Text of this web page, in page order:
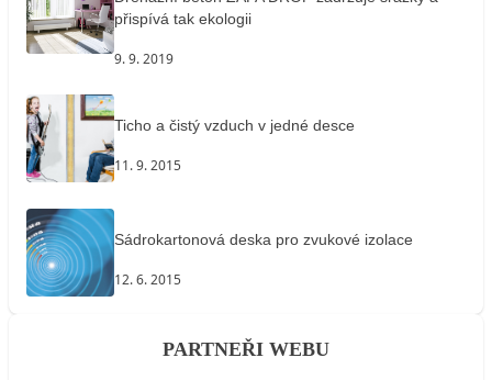
přispívá tak ekologii
9. 9. 2019
Ticho a čistý vzduch v jedné desce
11. 9. 2015
Sádrokartonová deska pro zvukové izolace
12. 6. 2015
PARTNEŘI WEBU